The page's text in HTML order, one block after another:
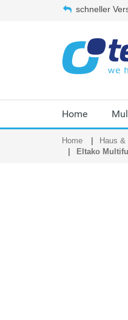
schneller
Home
Home Haus &
Eltako